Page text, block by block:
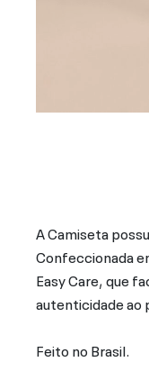
A Camiseta
Confeccionada
Easy Care, que
autenticidade ao
Feito no Brasil.